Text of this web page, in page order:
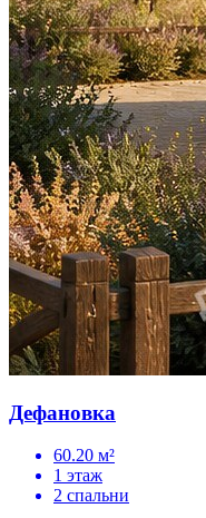
Дефановка
60.20 м²
1 этаж
2 спальни